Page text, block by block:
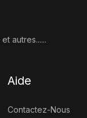
autres......
Aide
Contactez-Nous